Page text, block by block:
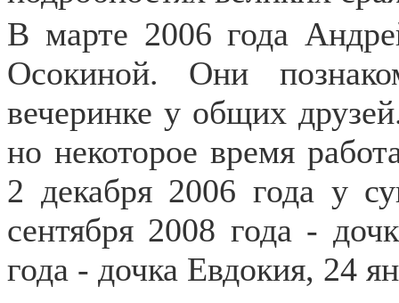
В марте 2006 года
Осокиной. Они
вечеринке у общих
но некоторое время
2 декабря 2006 года у
сентября 2008 года -
года - дочка Евдокия, 24